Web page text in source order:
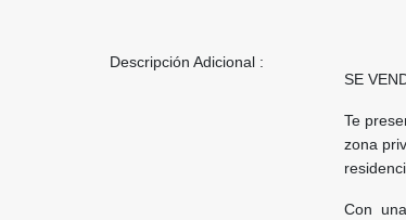
Descripción Adicional :
SE
Te
zona
Con